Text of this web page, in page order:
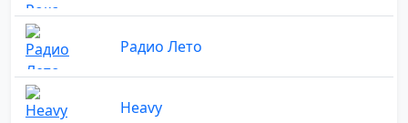
Радио Лето
Heavy